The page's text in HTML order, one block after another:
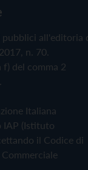
all'editoria
n. 70.
f) del comma 2
Italiana
IAP (Istituto
il Codice di